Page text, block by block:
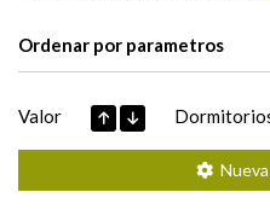
Ordenar por parametros
Valor
Nueva